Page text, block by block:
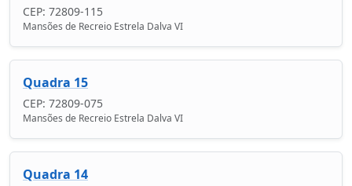
CEP: 72809-115
Mansões de Recreio Estrela Dalva VI
Quadra 15
CEP: 72809-075
Mansões de Recreio Estrela Dalva VI
Quadra 14